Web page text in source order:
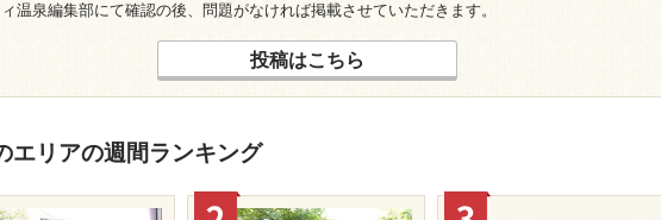
温泉編集部にて確認の後、問題がなければ掲載させていただきます。
投稿はこちら
エリアの週間ランキング